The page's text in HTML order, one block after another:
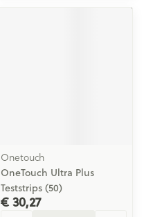
Onetouch
OneTouch Ultra Plus
Teststrips (50)
€ 30,27